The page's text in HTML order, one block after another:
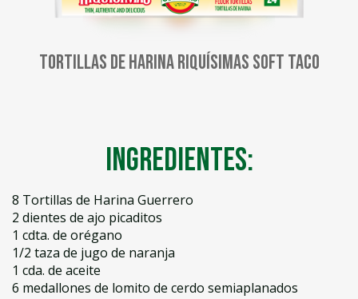
Tortillas de harina Riquísimas Soft Taco
Ingredientes:
8 Tortillas de Harina Guerrero
2 dientes de ajo picaditos
1 cdta. de orégano
1/2 taza de jugo de naranja
1 cda. de aceite
6 medallones de lomito de cerdo semiaplanados